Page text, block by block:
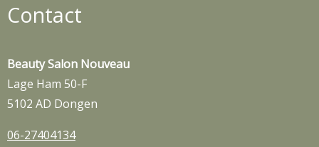
Contact
Beauty Salon Nouveau
Lage Ham 50-F
5102 AD Dongen
06-27404134